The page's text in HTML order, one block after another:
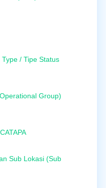
/ Tipe Status
Group)
Sub Lokasi (Sub